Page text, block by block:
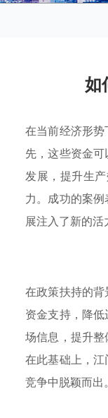
如
在当前经济形
先，这些资金
发展，提升生
力。成功的案
展注入了新的活
在政策扶持的
资金支持，降
场信息，提升整
在此基础上，
竞争中脱颖而出。